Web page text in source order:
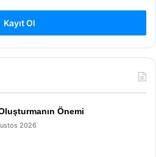
Kayıt Ol
Önemi
2026